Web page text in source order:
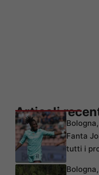
Articoli
Fanta
tutti i